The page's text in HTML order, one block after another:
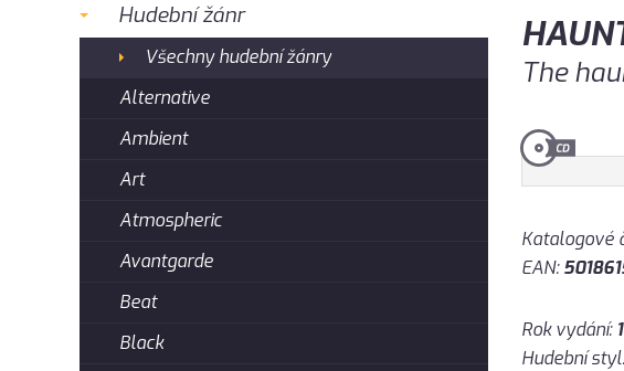
The
Katalogové
EAN:
Rok vydání:
Hudební
Hudební žánr
Všechny hudební žánry
Alternative
Ambient
Art
Atmospheric
Avantgarde
Beat
Black